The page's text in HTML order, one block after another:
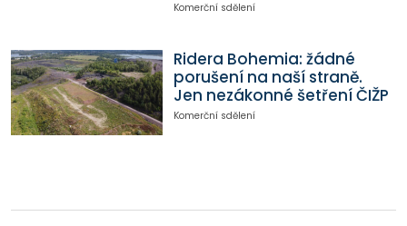
Komerční sdělení
Ridera Bohemia: žádné
porušení na naší straně.
Jen nezákonné šetření ČIŽP
Komerční sdělení